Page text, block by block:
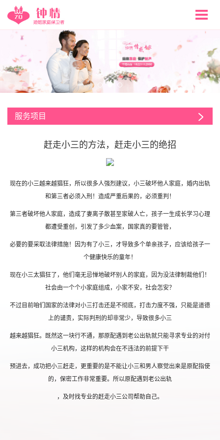
服务项目
赶走小三的方法，赶走小三的绝招
现在的小三越来越猖狂，所以很多人强烈建议，小三破坏他人家庭，婚内出轨
和第三者必须入刑！造成严重后果的，必须重判！
第三者破坏他人家庭，造成了妻离子散甚至家破人亡，孩子一生成长学习心理
都遭受重创，引发了多少血案，国家真的要管管，
必要的要采取法律措施！因为有了小三，才导致多个单亲孩子，应该给孩子一
个健康快乐的童年！
现在小三太猖狂了，他们毫无忌惮地破坏别人的家庭，因为没法律制裁他们！
社会由一个个小家庭组成，小家不安，社会怎安？
不过目前咱们国家的法律对小三打击还是不彻底，打击力度不强，只能是道德
上的谴责，实际判刑的却非常少，导致很多小三
越来越猖狂。既然这一块行不通，那原配遇到老公出轨就只能寻求专业的对付
小三机构，这样的机构会在不违法的前提下干
预进去，成功把小三赶走，更重要的是不能让小三和男人察觉出来是原配指使
的，保密工作非常重要。所以原配遇到老公出轨
，及时找专业的赶走小三公司帮助自己。